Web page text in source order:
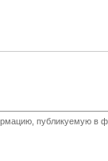
публикуемую